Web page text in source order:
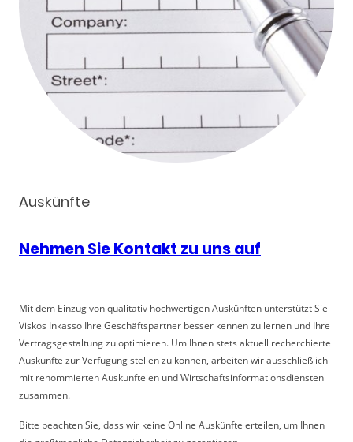
Auskünfte
Nehmen Sie Kontakt zu uns auf
Mit dem Einzug von qualitativ hochwertigen Auskünften unterstützt Sie
Viskos Inkasso Ihre Geschäftspartner besser kennen zu lernen und Ihre
Vertragsgestaltung zu optimieren. Um Ihnen stets aktuell recherchierte
Auskünfte zur Verfügung stellen zu können, arbeiten wir ausschließlich
mit renommierten Auskunfteien und Wirtschaftsinformationsdiensten
zusammen.
Bitte beachten Sie, dass wir keine Online Auskünfte erteilen, um Ihnen